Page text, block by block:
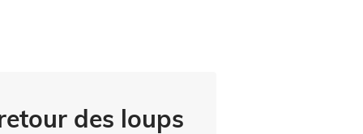
des loups